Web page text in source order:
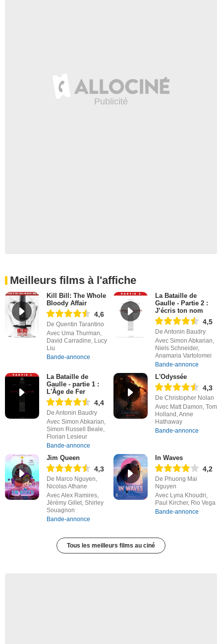
Meilleurs films à l'affiche
Kill Bill: The Whole
Bloody Affair
4,6
De Quentin Tarantino
Avec Uma Thurman,
David Carradine, Lucy
Liu
Bande-annonce
La Bataille de
Gaulle - Partie 2 :
J’écris ton nom
4,5
De Antonin Baudry
Avec Simon Abkarian,
Niels Schneider,
Anamaria Vartolomei
Bande-annonce
La Bataille de
Gaulle - partie 1 :
L'Âge de Fer
4,4
De Antonin Baudry
Avec Simon Abkarian,
Simon Russell Beale,
Florian Lesieur
Bande-annonce
L'Odyssée
4,3
De Christopher Nolan
Avec Matt Damon, Tom
Holland, Anne
Hathaway
Bande-annonce
Jim Queen
4,3
De Marco Nguyen,
Nicolas Athane
Avec Alex Ramires,
Jérémy Gillet, Shirley
Souagnon
Bande-annonce
In Waves
4,2
De Phuong Mai
Nguyen
Avec Lyna Khoudri,
Paul Kircher, Rio Vega
Bande-annonce
Tous les meilleurs films au ciné